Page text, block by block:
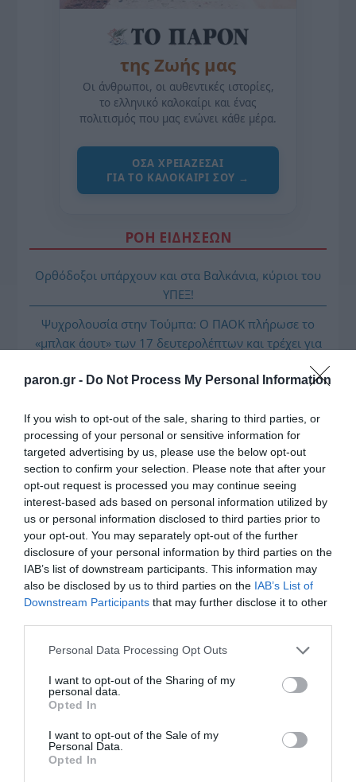
paron.gr - Do Not Process My Personal Information
If you wish to opt-out of the sale, sharing to third parties, or
processing of your personal or sensitive information for
targeted advertising by us, please use the below opt-out
section to confirm your selection. Please note that after your
opt-out request is processed you may continue seeing
interest-based ads based on personal information utilized by
us or personal information disclosed to third parties prior to
your opt-out. You may separately opt-out of the further
disclosure of your personal information by third parties on the
IAB’s list of downstream participants. This information may
also be disclosed by us to third parties on the IAB’s List of
Downstream Participants that may further disclose it to other
Please note that this website/app uses one or more Google
not limited to your visit or usage behaviour. You may click to
grant or deny consent to Google and its third-party tags to
use your data for below specified purposes in below Google
consent section.
Personal Data Processing Opt Outs
I want to opt-out of the Sharing of my
personal data.
Opted In
I want to opt-out of the Sale of my
Personal Data.
Opted In
της Ζωής μας
Οι άνθρωποι, οι αυθεντικές ιστορίες,
το ελληνικό καλοκαίρι και ένας
πολιτισμός που μας ενώνει κάθε μέρα.
ΌΣΑ ΧΡΕΙΆΖΕΣΑΙ
ΓΙΑ ΤΟ ΚΑΛΟΚΑΊΡΙ ΣΟΥ →
ΡΟΗ ΕΙΔΗΣΕΩΝ
Ορθόδοξοι υπάρχουν και στα Βαλκάνια, κύριοι του
ΥΠΕΞ!
Ψυχρολουσία στην Τούμπα: Ο ΠΑΟΚ πλήρωσε το
«μπλακ άουτ» των 17 δευτερολέπτων και τρέχει για
ΠΑΟΚ – Άντερλεχτ LIVE: Η τηλεοπτική μετάδοση του
Στη Μύκονο βρίσκεται η Nicole Kidman: Γεύμα στο
Nammos μαζί με Zoe Saldaña και Omar Epps
Ρένα Δούρου: Θολή συμφωνία που αφήνει ανοικτά
ερωτήματα σχετικά με τα κυριαρχικά δικαιώματα της
Ελλάδας έναντι της τουρκικής επιθετικότητας
Ο Μιλάν Βιτάλις στην ΑΕΚ μέχρι το 2030! Ο νέος
ηγέτης;